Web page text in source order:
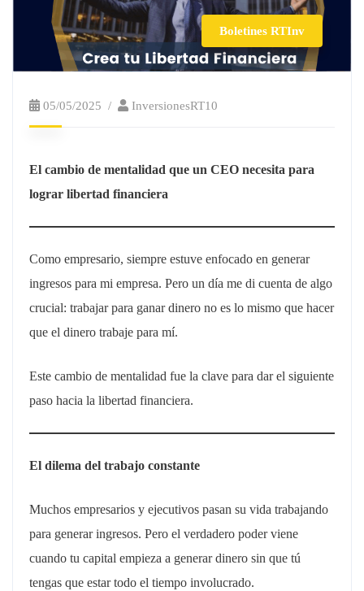
Boletines RTInv
05/05/2025 InversionesRT10
El cambio de mentalidad que un CEO necesita para
lograr libertad financiera
Como empresario, siempre estuve enfocado en generar
ingresos para mi empresa. Pero un día me di cuenta de algo
crucial: trabajar para ganar dinero no es lo mismo que hacer
que el dinero trabaje para mí.
Este cambio de mentalidad fue la clave para dar el siguiente
paso hacia la libertad financiera.
El dilema del trabajo constante
Muchos empresarios y ejecutivos pasan su vida trabajando
para generar ingresos. Pero el verdadero poder viene
cuando tu capital empieza a generar dinero sin que tú
tengas que estar todo el tiempo involucrado.